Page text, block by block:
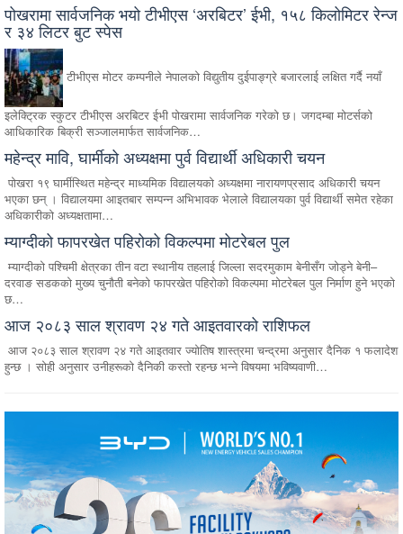
पोखरामा सार्वजनिक भयो टीभीएस ‘अरबिटर’ ईभी, १५८ किलोमिटर रेन्ज
र ३४ लिटर बुट स्पेस
टीभीएस मोटर कम्पनीले नेपालको विद्युतीय दुईपाङ्ग्रे बजारलाई लक्षित गर्दै नयाँ
इलेक्ट्रिक स्कुटर टीभीएस अरबिटर ईभी पोखरामा सार्वजनिक गरेको छ। जगदम्बा मोटर्सको
आधिकारिक बिक्री सञ्जालमार्फत सार्वजनिक…
महेन्द्र मावि, घार्मीको अध्यक्षमा पुर्व विद्यार्थी अधिकारी चयन
पोखरा १९ घार्मीस्थित महेन्द्र माध्यमिक विद्यालयको अध्यक्षमा नारायणप्रसाद अधिकारी चयन
भएका छन् । विद्यालयमा आइतबार सम्पन्न अभिभावक भेलाले विद्यालयका पुर्व विद्यार्थी समेत रहेका
अधिकारीको अध्यक्षतामा…
म्याग्दीको फापरखेत पहिरोको विकल्पमा मोटरेबल पुल
म्याग्दीको पश्चिमी क्षेत्रका तीन वटा स्थानीय तहलाई जिल्ला सदरमुकाम बेनीसँग जोड्ने बेनी–
दरवाङ सडकको मुख्य चुनौती बनेको फापरखेत पहिरोको विकल्पमा मोटरेबल पुल निर्माण हुने भएको
छ…
आज २०८३ साल श्रावण २४ गते आइतवारको राशिफल
आज २०८३ साल श्रावण २४ गते आइतवार ज्योतिष शास्त्रमा चन्द्रमा अनुसार दैनिक १ फलादेश
हुन्छ । सोही अनुसार उनीहरूको दैनिकी कस्तो रहन्छ भन्ने विषयमा भविष्यवाणी…